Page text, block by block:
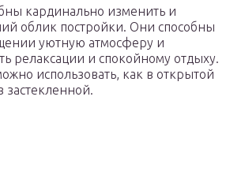
кардинально изменить и
облик постройки. Они способны
уютную атмосферу и
релаксации и спокойному отдыху.
использовать, как в открытой
застекленной.